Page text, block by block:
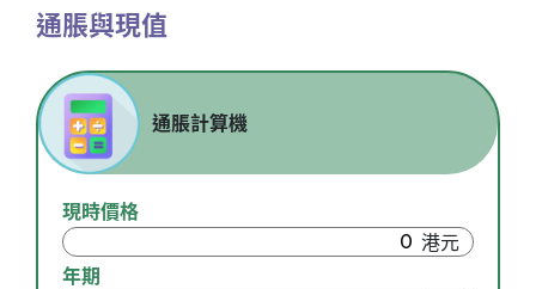
通脹與現值
通脹計算機
現時價格
年期